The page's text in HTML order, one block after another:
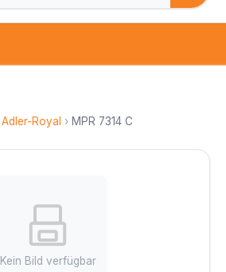
Adler-Royal › MPR 7314 C
Kein Bild verfügbar